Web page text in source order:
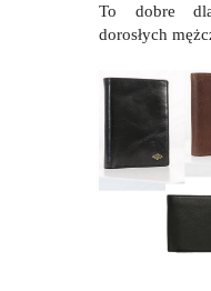
To dobre
dorosłych